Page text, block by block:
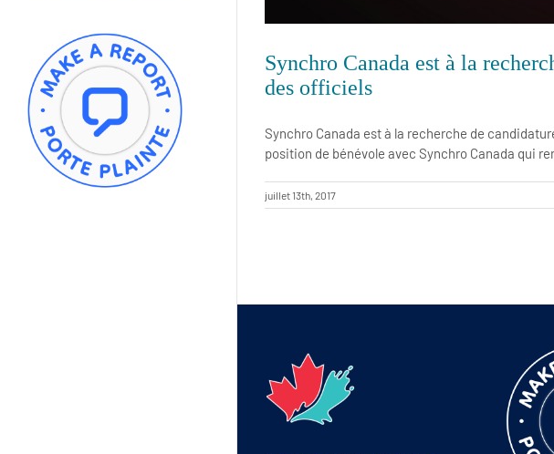
Synchro Canada est à la
des officiels
Synchro Canada est à la recherche de
position de bénévole avec Synchro Canada qui
juillet 13th, 2017